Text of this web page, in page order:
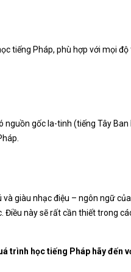
tiếng Pháp, phù hợp với mọi
gốc la-tinh (tiếng Tây
giàu nhạc điệu – ngôn ngữ
này sẽ rất cần thiết trong
trình học tiếng Pháp hãy đến